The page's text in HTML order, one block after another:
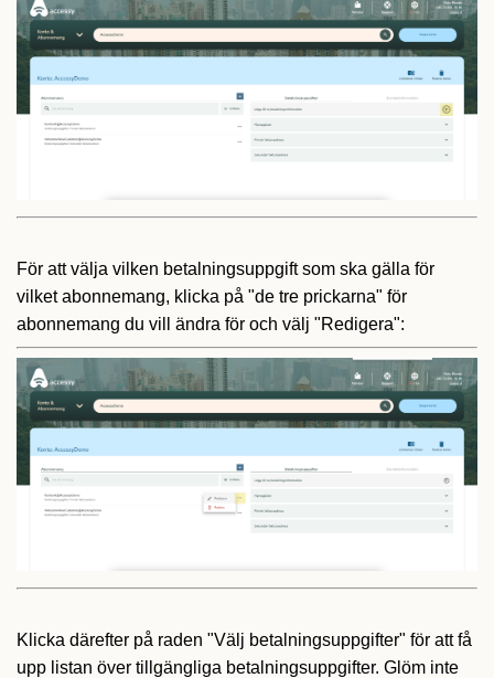
För att välja vilken betalningsuppgift som ska gälla för
vilket abonnemang, klicka på "de tre prickarna" för
abonnemang du vill ändra för och välj "Redigera":
Klicka därefter på raden "Välj betalningsuppgifter" för att få
upp listan över tillgängliga betalningsuppgifter. Glöm inte